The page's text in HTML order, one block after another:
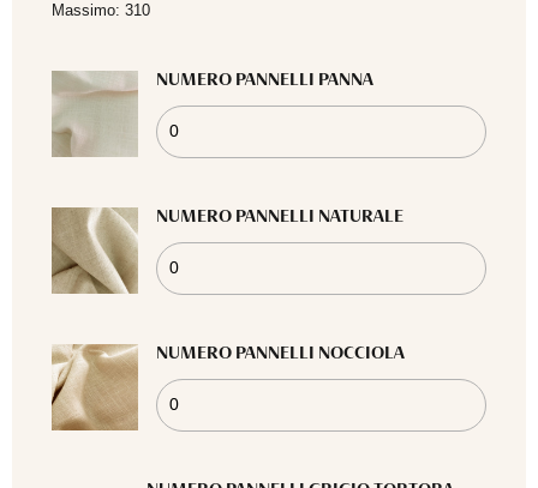
Massimo: 310
NUMERO PANNELLI PANNA
NUMERO PANNELLI NATURALE
NUMERO PANNELLI NOCCIOLA